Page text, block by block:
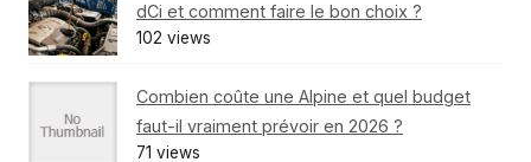
dCi et comment faire le bon choix ?
102 views
Combien coûte une Alpine et quel budget
faut-il vraiment prévoir en 2026 ?
71 views